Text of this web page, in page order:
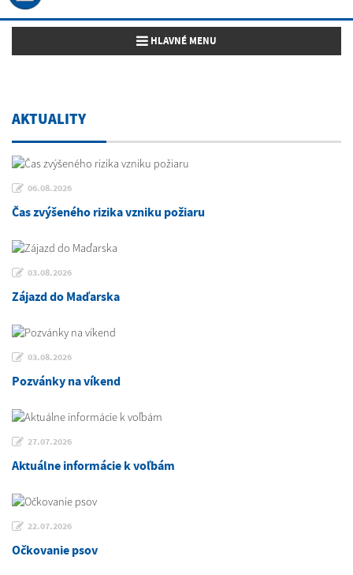
Toggle navigation
HLAVNÉ MENU
AKTUALITY
06.08.2026
Čas zvýšeného rizika vzniku požiaru
03.08.2026
Zájazd do Maďarska
03.08.2026
Pozvánky na víkend
27.07.2026
Aktuálne informácie k voľbám
22.07.2026
Očkovanie psov